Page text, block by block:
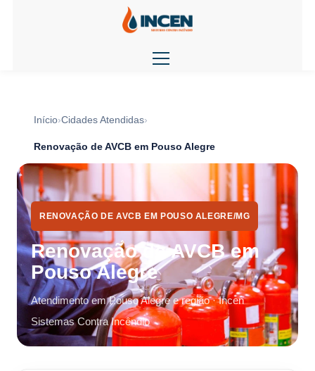
Início Cidades Atendidas
Renovação de AVCB em Pouso Alegre
RENOVAÇÃO DE AVCB EM POUSO ALEGRE/MG
Renovação de AVCB em
Pouso Alegre
Atendimento em Pouso Alegre e região · Incen
Sistemas Contra Incêndio